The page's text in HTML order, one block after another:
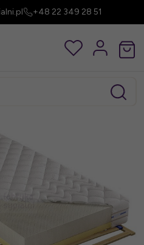
+48 22 349 28 51